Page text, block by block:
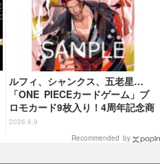
ルフィ、シャンクス、五老星…
「ONE PIECEカードゲーム」プ
ロモカード9枚入り！4周年記念商
品が抽選販売【9月2日23時まで】
2026.8.9
Recommended by